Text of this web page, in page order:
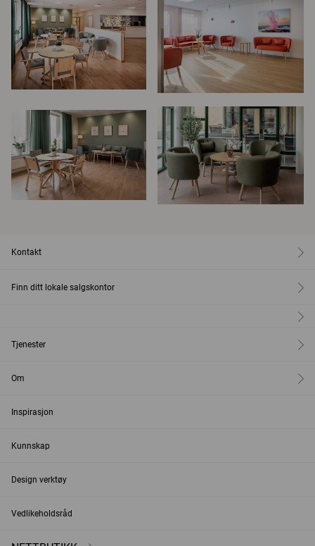
Kontakt
Finn ditt lokale salgskontor
Tjenester
Om
Inspirasjon
Kunnskap
Design verktøy
Vedlikeholdsråd